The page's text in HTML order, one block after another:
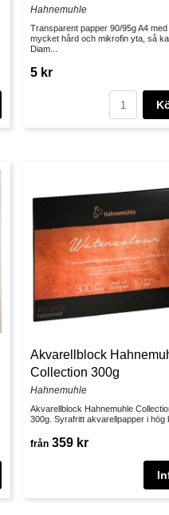
Hahnemuhle
Transparent papper 90/95g A4 med
mycket hård och mikrofin yta, så
Diam...
5 kr
Akvarellblock
Collection 300g
Hahnemuhle
Akvarellblock Hahnemuhle
300g. Syrafritt akvarellpapper i hög
från 359 kr